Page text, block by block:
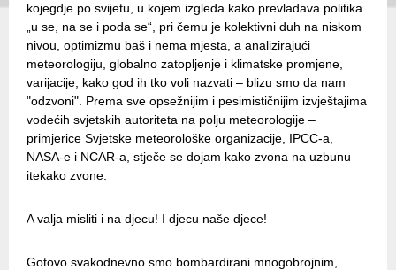
kojegdje po svijetu, u kojem izgleda kako prevladava politika
„u se, na se i poda se“, pri čemu je kolektivni duh na niskom
nivou, optimizmu baš i nema mjesta, a analizirajući
meteorologiju, globalno zatopljenje i klimatske promjene,
varijacije, kako god ih tko voli nazvati – blizu smo da nam
"odzvoni". Prema sve opsežnijim i pesimističnijim izvještajima
vodećih svjetskih autoriteta na polju meteorologije –
primjerice Svjetske meteorološke organizacije, IPCC-a,
NASA-e i NCAR-a, stječe se dojam kako zvona na uzbunu
itekako zvone.
A valja misliti i na djecu! I djecu naše djece!
Gotovo svakodnevno smo bombardirani mnogobrojnim,